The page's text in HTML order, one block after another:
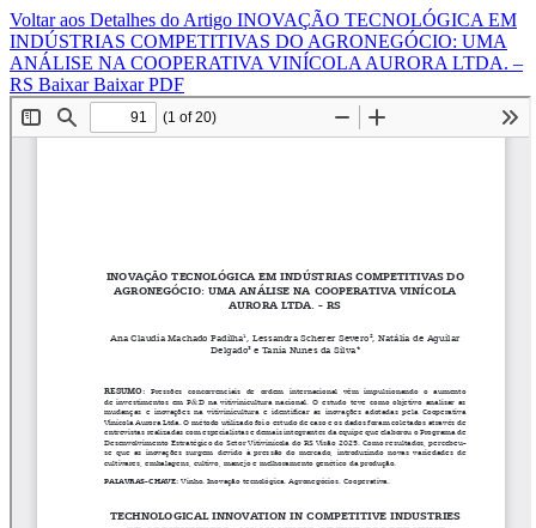
Voltar aos Detalhes do Artigo INOVAÇÃO TECNOLÓGICA EM
INDÚSTRIAS COMPETITIVAS DO AGRONEGÓCIO: UMA
ANÁLISE NA COOPERATIVA VINÍCOLA AURORA LTDA. –
RS BaixarBaixar PDF